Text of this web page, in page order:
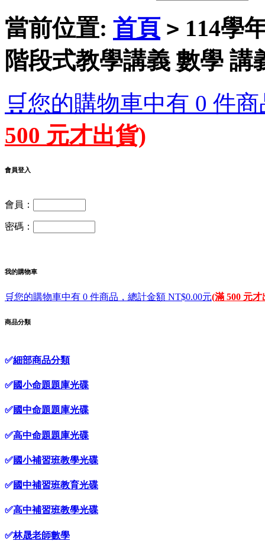
當前位置: 首頁 > 114學
階段式教學講義 數學 講
🛒您的購物車中有 0 件
500 元才出貨)
會員登入
會員：
密碼：
我的購物車
🛒您的購物車中有 0 件商品，總計金額 NT$0.00元(滿 500 元才
商品分類
✅細部商品分類
✅國小命題題庫光碟
✅國中命題題庫光碟
✅高中命題題庫光碟
✅國小補習班教學光碟
✅國中補習班教育光碟
✅高中補習班教學光碟
✅林晟老師數學